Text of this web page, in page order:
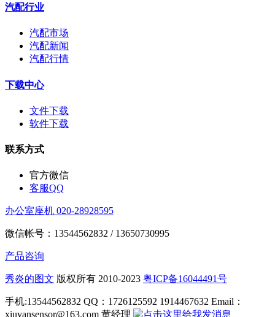
汽配行业
汽配市场
汽配新闻
汽配行情
下载中心
文件下载
软件下载
联系方式
官方微信
客服QQ
办公室座机 020-28928595
微信帐号：13544562832 / 13650730995
产品咨询
秀炎的图文 版权所有 2010-2023 粤ICP备16044491号
手机:13544562832 QQ：1726125592 1914467632 Email：
xiuyansensor@163.com 黄经理